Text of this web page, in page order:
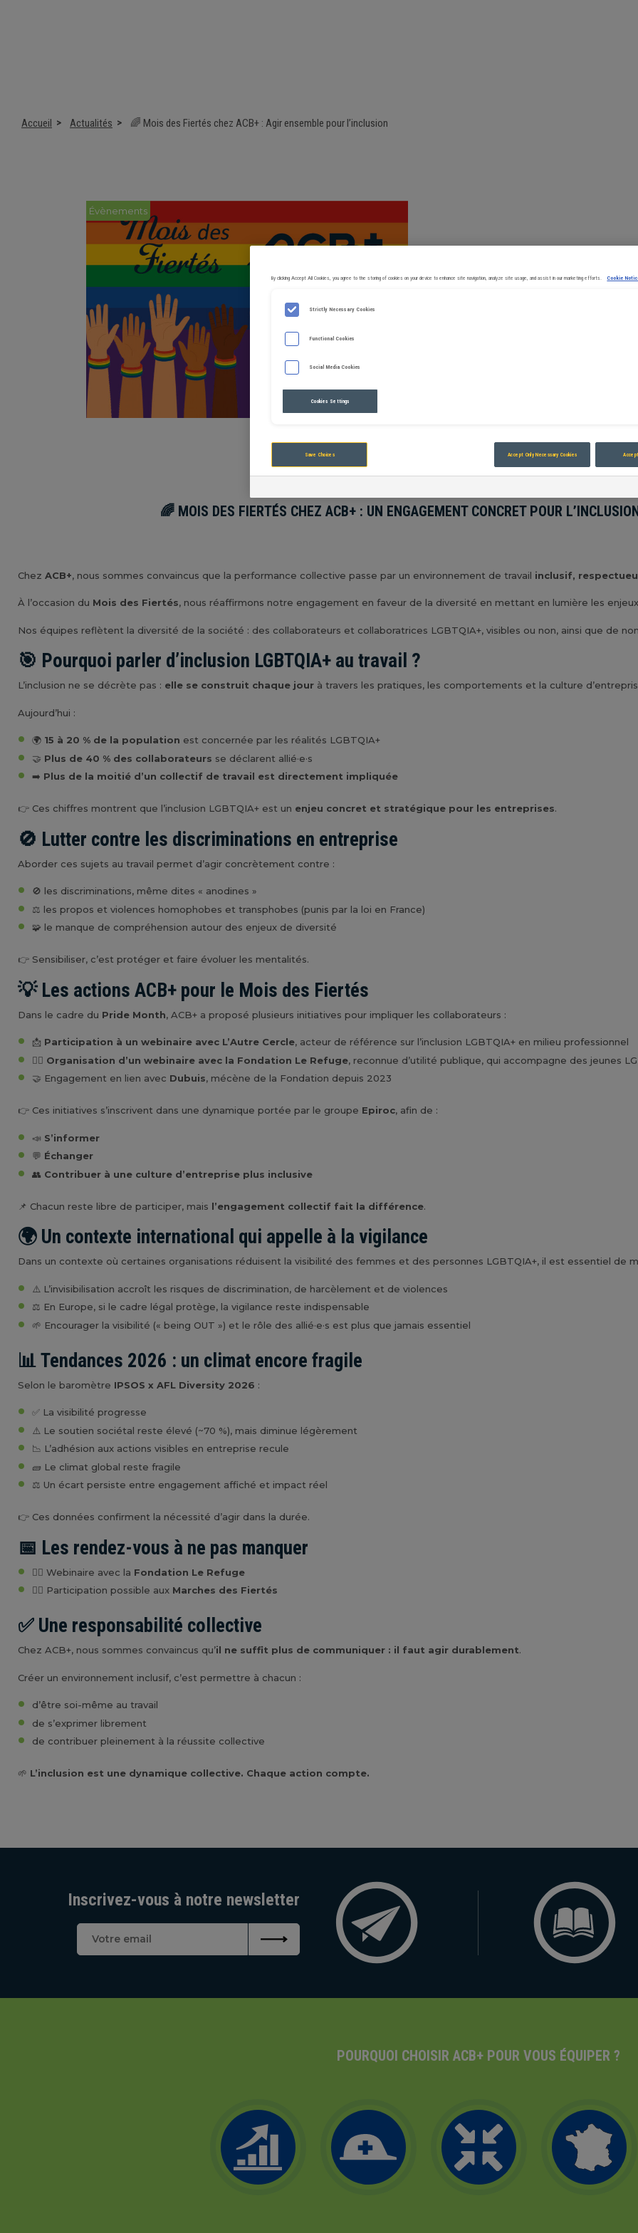
Accueil Actualités 🌈 Mois des Fiertés chez ACB+ : Agir ensemble pour l’inclusion
Évènements
🌈 Mois
🌈 MOIS DES FIERTÉS CHEZ ACB+ : UN ENGAGEMENT CONCRET POUR
Chez ACB+, nous sommes convaincus que la performance collective passe par un environnement de travail inclusif,
À l’occasion du Mois des Fiertés, nous réaffirmons notre engagement en faveur de la diversité en mettant en lumière les
Nos équipes reflètent la diversité de la société : des collaborateurs et collaboratrices LGBTQIA+, visibles ou non, ainsi que de
🎯 Pourquoi parler d’inclusion LGBTQIA+ au travail ?
L’inclusion ne se décrète pas : elle se construit chaque jour à travers les pratiques, les comportements et la culture
Aujourd’hui :
🌍 15 à 20 % de la population est concernée par les réalités LGBTQIA+
🤝 Plus de 40 % des collaborateurs se déclarent allié·e·s
➡️ Plus de la moitié d’un collectif de travail est directement impliquée
👉 Ces chiffres montrent que l’inclusion LGBTQIA+ est un enjeu concret et stratégique pour les entreprises.
🚫 Lutter contre les discriminations en entreprise
Aborder ces sujets au travail permet d’agir concrètement contre :
🚫 les discriminations, même dites « anodines »
⚖️ les propos et violences homophobes et transphobes (punis par la loi en France)
🧩 le manque de compréhension autour des enjeux de diversité
👉 Sensibiliser, c’est protéger et faire évoluer les mentalités.
💡 Les actions ACB+ pour le Mois des Fiertés
Dans le cadre du Pride Month, ACB+ a proposé plusieurs initiatives pour impliquer les collaborateurs :
📩 Participation à un webinaire avec L’Autre Cercle, acteur de référence sur l’inclusion LGBTQIA+ en milieu professionnel
🏳️‍🌈 Organisation d’un webinaire avec la Fondation Le Refuge, reconnue d’utilité publique, qui accompagne des jeunes
🤝 Engagement en lien avec Dubuis, mécène de la Fondation depuis 2023
👉 Ces initiatives s’inscrivent dans une dynamique portée par le groupe Epiroc, afin de :
📣 S’informer
💬 Échanger
👥 Contribuer à une culture d’entreprise plus inclusive
📌 Chacun reste libre de participer, mais l’engagement collectif fait la différence.
🌍 Un contexte international qui appelle à la vigilance
Dans un contexte où certaines organisations réduisent la visibilité des femmes et des personnes LGBTQIA+, il est essentiel de
⚠️ L’invisibilisation accroît les risques de discrimination, de harcèlement et de violences
⚖️ En Europe, si le cadre légal protège, la vigilance reste indispensable
🌱 Encourager la visibilité (« being OUT ») et le rôle des allié·e·s est plus que jamais essentiel
📊 Tendances 2026 : un climat encore fragile
Selon le baromètre IPSOS x AFL Diversity 2026 :
✅ La visibilité progresse
⚠️ Le soutien sociétal reste élevé (~70 %), mais diminue légèrement
📉 L’adhésion aux actions visibles en entreprise recule
🧱 Le climat global reste fragile
⚖️ Un écart persiste entre engagement affiché et impact réel
👉 Ces données confirment la nécessité d’agir dans la durée.
📅 Les rendez-vous à ne pas manquer
🏳️‍🌈 Webinaire avec la Fondation Le Refuge
🚶‍♀️ Participation possible aux Marches des Fiertés
✅ Une responsabilité collective
Chez ACB+, nous sommes convaincus qu’il ne suffit plus de communiquer : il faut agir durablement.
Créer un environnement inclusif, c’est permettre à chacun :
d’être soi-même au travail
de s’exprimer librement
de contribuer pleinement à la réussite collective
🌱 L’inclusion est une dynamique collective. Chaque action compte.
Inscrivez-vous à notre newsletter
POURQUOI CHOISIR ACB+ POUR VOUS ÉQUIPER ?
By clicking Accept All Cookies, you agree to the storing of cookies on your device to enhance site navigation, analyze site usage, and assist in our marketing efforts. Cookie
Strictly Necessary Cookies
Functional Cookies
Social Media Cookies
Cookies Settings
Save Choices Accept Only Necessary Cookies